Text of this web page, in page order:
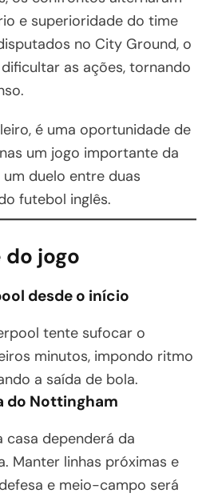
e superioridade do time
no City Ground, o
as ações, tornando
é uma oportunidade de
um jogo importante da
duelo entre duas
futebol inglês.
jogo
desde o início
tente sufocar o
minutos, impondo ritmo
a saída de bola.
do Nottingham
casa dependerá da
Manter linhas próximas e
e meio-campo será